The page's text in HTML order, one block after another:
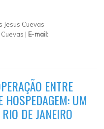
Jesus Cuevas
| E-mail:
ENTRE
HOSPEDAGEM: UM
DE JANEIRO